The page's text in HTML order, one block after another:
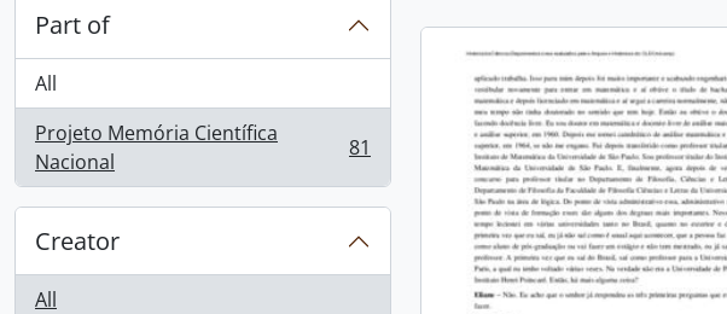
Part of
All
Projeto Memória Científica
Nacional
, 81 results 81
Creator
All